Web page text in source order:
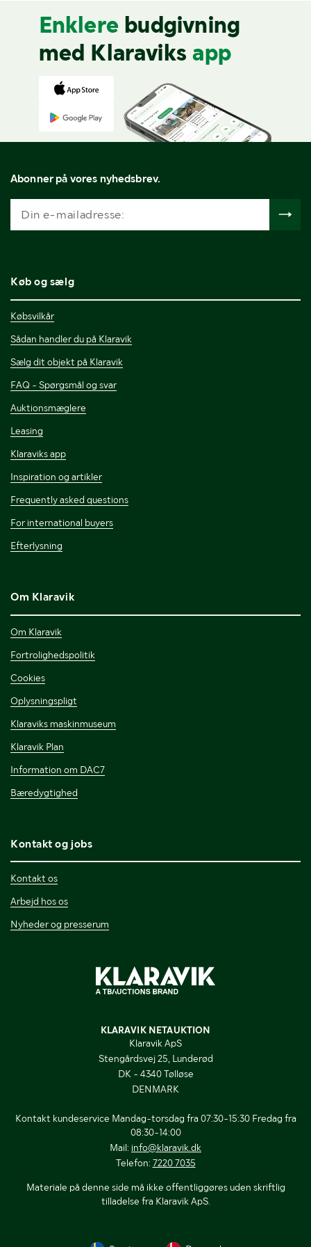
Enklere budgivning
med Klaraviks app
Abonner på vores nyhedsbrev.
Køb og sælg
Købsvilkår
Sådan handler du på Klaravik
Sælg dit objekt på Klaravik
FAQ - Spørgsmål og svar
Auktionsmæglere
Leasing
Klaraviks app
Inspiration og artikler
Frequently asked questions
For international buyers
Efterlysning
Om Klaravik
Om Klaravik
Fortrolighedspolitik
Cookies
Oplysningspligt
Klaraviks maskinmuseum
Klaravik Plan
Information om DAC7
Bæredygtighed
Kontakt og jobs
Kontakt os
Arbejd hos os
Nyheder og presserum
KLARAVIK NETAUKTION
Klaravik ApS
Stengårdsvej 25, Lunderød
DK - 4340 Tølløse
DENMARK
Kontakt kundeservice Mandag-torsdag fra 07:30-15:30 Fredag fra
08:30-14:00
Mail: info@klaravik.dk
Telefon: 7220 7035
Materiale på denne side må ikke offentliggøres uden skriftlig
tilladelse fra Klaravik ApS.